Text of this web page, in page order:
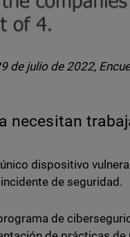
de julio de 2022,
necesitan
dispositivo
de seguridad.
de